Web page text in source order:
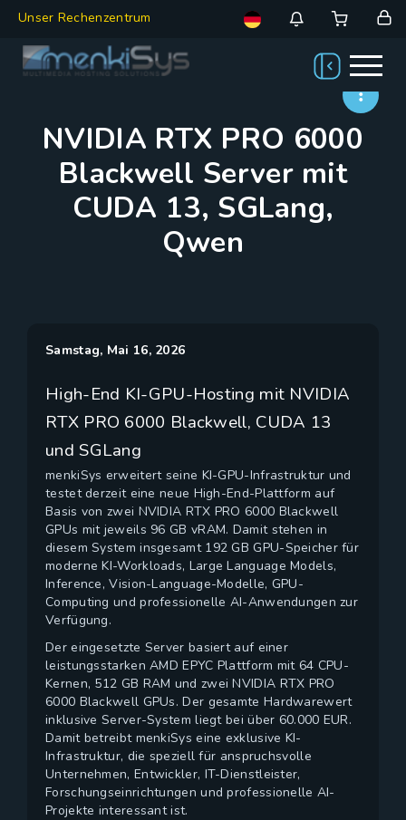
Unser Rechenzentrum
NVIDIA RTX PRO 6000
Blackwell Server mit
CUDA 13, SGLang,
Qwen
Samstag, Mai 16, 2026
High-End KI-GPU-Hosting mit NVIDIA
RTX PRO 6000 Blackwell, CUDA 13
und SGLang
menkiSys erweitert seine KI-GPU-Infrastruktur und
testet derzeit eine neue High-End-Plattform auf
Basis von zwei NVIDIA RTX PRO 6000 Blackwell
GPUs mit jeweils 96 GB vRAM. Damit stehen in
diesem System insgesamt 192 GB GPU-Speicher für
moderne KI-Workloads, Large Language Models,
Inference, Vision-Language-Modelle, GPU-
Computing und professionelle AI-Anwendungen zur
Verfügung.
Der eingesetzte Server basiert auf einer
leistungsstarken AMD EPYC Plattform mit 64 CPU-
Kernen, 512 GB RAM und zwei NVIDIA RTX PRO
6000 Blackwell GPUs. Der gesamte Hardwarewert
inklusive Server-System liegt bei über 60.000 EUR.
Damit betreibt menkiSys eine exklusive KI-
Infrastruktur, die speziell für anspruchsvolle
Unternehmen, Entwickler, IT-Dienstleister,
Forschungseinrichtungen und professionelle AI-
Projekte interessant ist.